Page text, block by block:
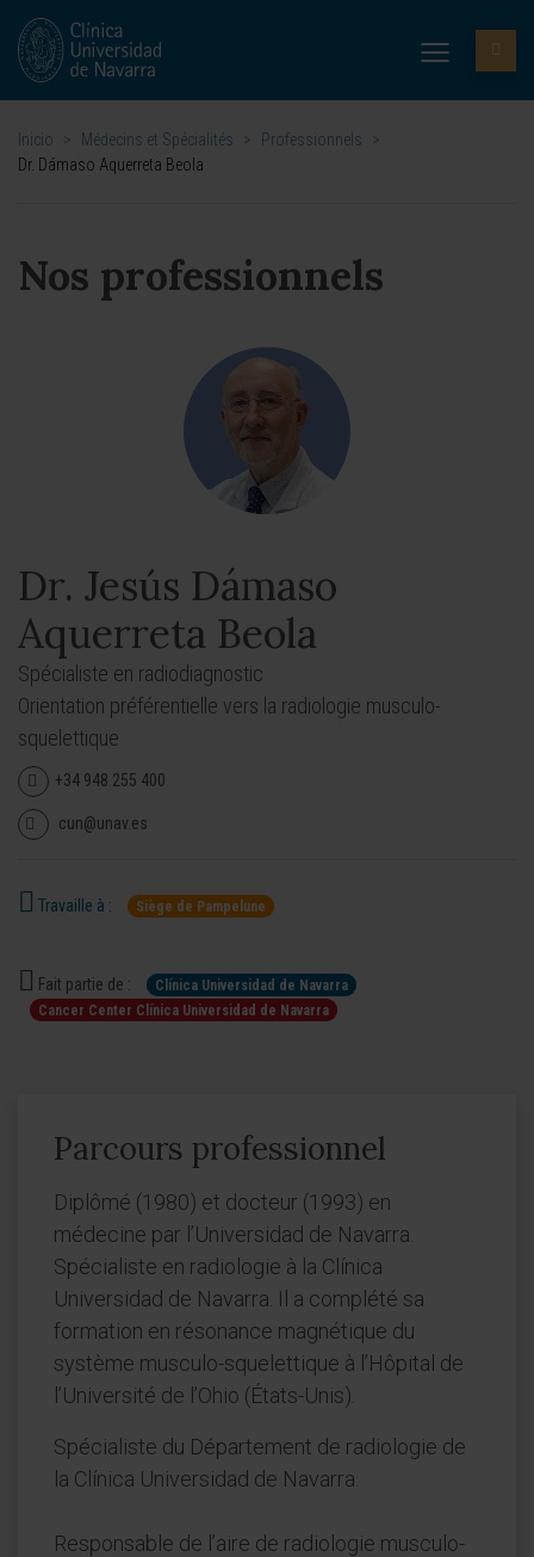
Inicio > Médecins et Spécialités > Professionnels
>
Dr. Dámaso Aquerreta Beola
Nos professionnels
Dr. Jesús Dámaso
Aquerreta Beola
Spécialiste en radiodiagnostic
Orientation préférentielle vers la radiologie musculo-
squelettique
+34 948 255 400
cun@unav.es
Travaille à : Siège de Pampelune
Fait partie de :
Clínica Universidad de Navarra
Cancer Center Clínica Universidad de Navarra
Parcours professionnel
Diplômé (1980) et docteur (1993) en
médecine par l’Universidad de Navarra.
Spécialiste en radiologie à la Clínica
Universidad de Navarra. Il a complété sa
formation en résonance magnétique du
système musculo-squelettique à l’Hôpital de
l’Université de l’Ohio (États-Unis).
Spécialiste du Département de radiologie de
la Clínica Universidad de Navarra.
Responsable de l’aire de radiologie musculo-